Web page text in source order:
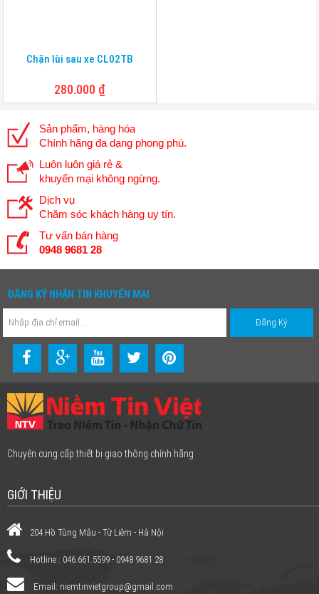
Chặn lùi sau xe CL02TB
280.000 ₫
Sản phẩm, hàng hóa
Chính hãng đa dạng phong phú.
Luôn luôn giá rẻ &
khuyến mại không ngừng.
Dịch vụ
Chăm sóc khách hàng uy tín.
Tư vấn bán hàng
0948 9681 28
ĐĂNG KÝ NHẬN TIN KHUYẾN MẠI
Chuyên cung cấp thiết bị giao thông chính hãng
GIỚI THIỆU
204 Hồ Tùng Mậu - Từ Liêm - Hà Nội
Hotline : 046.661.5599 - 0948 9681 28
Email: niemtinvietgroup@gmail.com